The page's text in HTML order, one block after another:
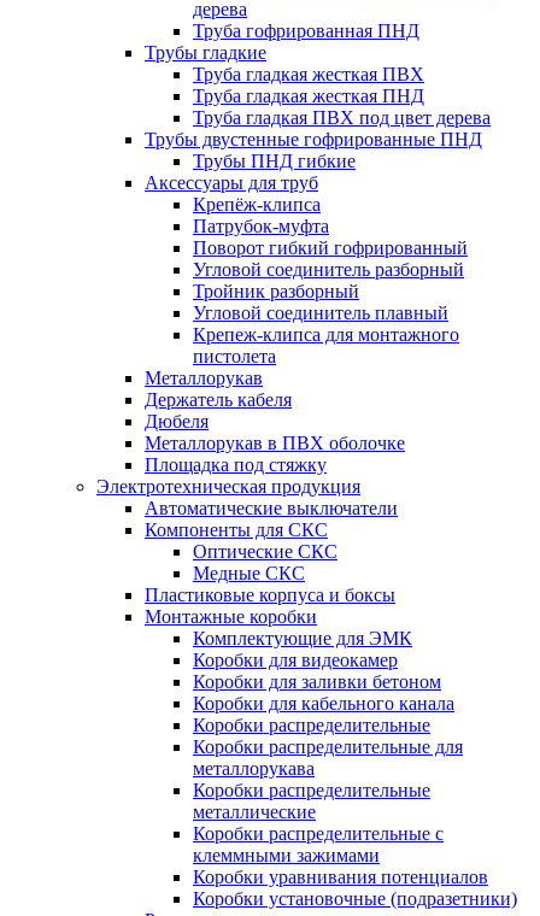
дерева
Труба гофрированная ПНД
Трубы гладкие
Труба гладкая жесткая ПВХ
Труба гладкая жесткая ПНД
Труба гладкая ПВХ под цвет дерева
Трубы двустенные гофрированные ПНД
Трубы ПНД гибкие
Аксессуары для труб
Крепёж-клипса
Патрубок-муфта
Поворот гибкий гофрированный
Угловой соединитель разборный
Тройник разборный
Угловой соединитель плавный
Крепеж-клипса для монтажного
пистолета
Металлорукав
Держатель кабеля
Дюбеля
Металлорукав в ПВХ оболочке
Площадка под стяжку
Электротехническая продукция
Автоматические выключатели
Компоненты для СКС
Оптические СКС
Медные СКС
Пластиковые корпуса и боксы
Монтажные коробки
Комплектующие для ЭМК
Коробки для видеокамер
Коробки для заливки бетоном
Коробки для кабельного канала
Коробки распределительные
Коробки распределительные для
металлорукава
Коробки распределительные
металлические
Коробки распределительные с
клеммными зажимами
Коробки уравнивания потенциалов
Коробки установочные (подразетники)